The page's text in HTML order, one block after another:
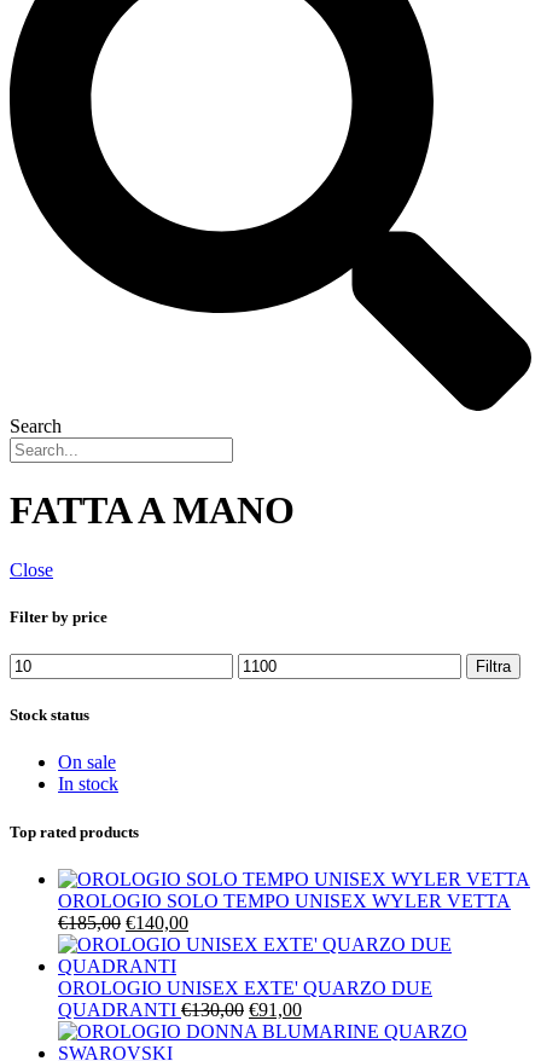
Search
FATTA A MANO
Close
Filter by price
Prezzo
Min
Prezzo
Max
Filtra
Stock status
On sale
In stock
Top rated products
OROLOGIO SOLO TEMPO UNISEX WYLER VETTA
€185,00 Il
prezzo
originale
era:
€185,00.
€140,00Il
prezzo
è:
€140,00.
OROLOGIO UNISEX EXTE' QUARZO DUE
QUADRANTI €130,00 Il
prezzo
€91,00Il
prezzo